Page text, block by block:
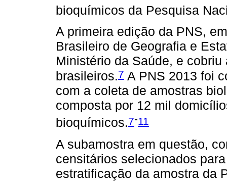
bioquímicos da Pesquisa
A primeira edição da PNS,
Brasileiro de Geografia e
Ministério da Saúde, e
brasileiros.7 A PNS 2013 foi
com a coleta de amostras
composta por 12 mil
bioquímicos.7-11
A subamostra em questão,
censitários selecionados
estratificação da amostra da